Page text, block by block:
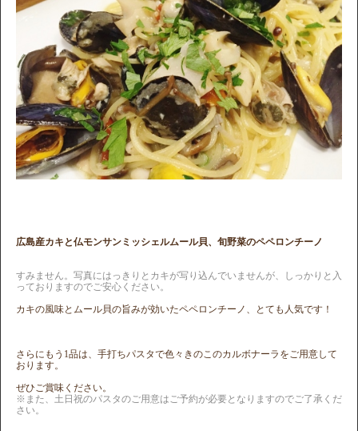
広島産カキと仏モンサンミッシェルムール貝、旬野菜のペペロンチーノ
すみません。写真にはっきりとカキが写り込んでいませんが、しっかりと入
っておりますので ご安心ください。
カキの風味とムール貝の旨みが効いたペペロンチーノ、とても人気です！
さらにもう1品は、手打ちパスタで色々きのこのカルボナーラをご用意して
おります。
ぜひご賞味ください。
※また、土日祝のパスタのご用意はご予約が必要となりますのでご了承くだ
さい。